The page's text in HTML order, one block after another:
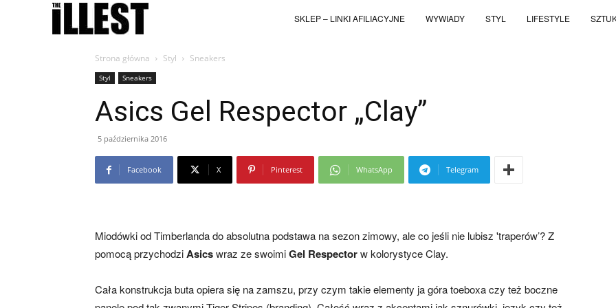
SKLEP – LINKI AFILIACYJNE WYWIADY STYL LIFESTYLE
Strona główna Styl Sneakers
Styl Sneakers
Asics Gel Respector „Clay”
5 października 2016
Facebook X Pinterest WhatsApp Telegram
Miodówki od Timberlanda do absolutna podstawa na sezon zimowy, ale co jeśli nie lubisz 'traperów’? Z
pomocą przychodziAsicswraz ze swoimiGel Respectorw kolorystyce Clay.
Cała konstrukcja buta opiera się na zamszu, przy czym takie elementy ja góra toeboxa czy też boczne